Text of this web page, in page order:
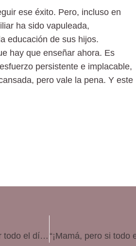
ese éxito. Pero, incluso en
ha sido vapuleada,
educación de sus hijos.
hay que enseñar ahora. Es
persistente e implacable,
pero vale la pena. Y este
6 trucos para evitar que las vacaciones se conviertan en estar todo el día perdiendo el tiempo